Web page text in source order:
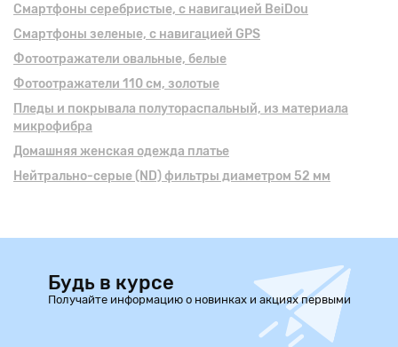
Смартфоны серебристые, с навигацией BeiDou
Смартфоны зеленые, с навигацией GPS
Фотоотражатели овальные, белые
Фотоотражатели 110 см, золотые
Пледы и покрывала полутораспальный, из материала
микрофибра
Домашняя женская одежда платье
Нейтрально-серые (ND) фильтры диаметром 52 мм
Будь в курсе
Получайте информацию о новинках и акциях первыми